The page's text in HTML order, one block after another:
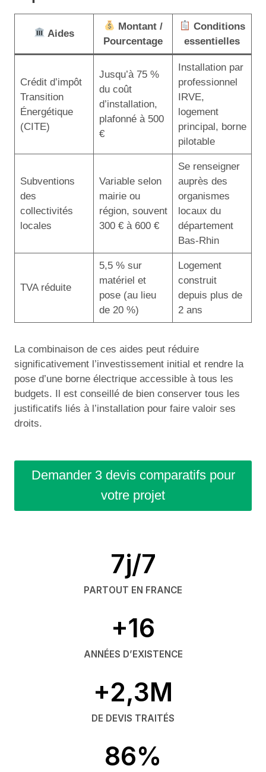
Aides
Montant /
Pourcentage
Conditions
essentielles
Crédit d’impôt
Transition
Énergétique
(CITE)
Jusqu’à 75 %
du coût
d’installation,
plafonné à 500
€
Installation par
professionnel
IRVE,
logement
principal, borne
pilotable
Subventions
des
collectivités
locales
Variable selon
mairie ou
région, souvent
300 € à 600 €
Se renseigner
auprès des
organismes
locaux du
département
Bas-Rhin
TVA réduite
5,5 % sur
matériel et
pose (au lieu
de 20 %)
Logement
construit
depuis plus de
2 ans
La combinaison de ces aides peut réduire
significativement l’investissement initial et rendre la
pose d’une borne électrique accessible à tous les
budgets. Il est conseillé de bien conserver tous les
justificatifs liés à l’installation pour faire valoir ses
droits.
Demander 3 devis comparatifs pour
votre projet
7j/7
PARTOUT EN FRANCE
+16
ANNÉES D’EXISTENCE
+2,3M
DE DEVIS TRAITÉS
86%